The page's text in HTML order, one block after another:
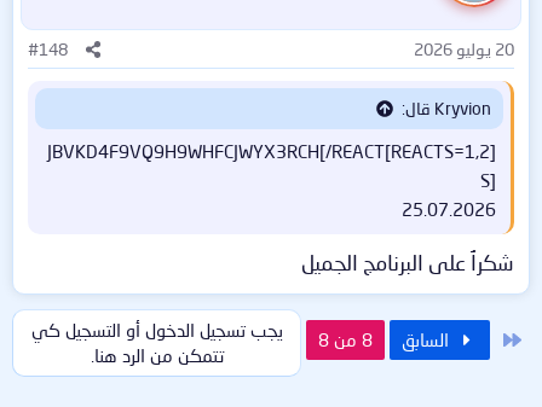
ا
ت
:
20 يوليو 2026 #148
Kryvion قال:
[REACTS=1,2]JBVKD4F9VQ9H9WHFCJWYX3RCH[/REACT
S]
25.07.2026
شكراُ على البرنامج الجميل
الأول السابق 8 من 8
يجب تسجيل الدخول أو التسجيل كي
تتمكن من الرد هنا.